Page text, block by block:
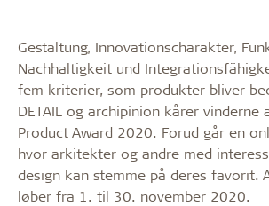
Gestaltung, Innovationscharakter,
Nachhaltigkeit und
fem kriterier, som produkter bliver
DETAIL og archipinion kårer vinderne
Product Award 2020. Forud går en
hvor arkitekter og andre med
design kan stemme på deres favorit.
løber fra 1. til 30. november 2020.